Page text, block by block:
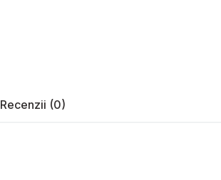
Recenzii (0)